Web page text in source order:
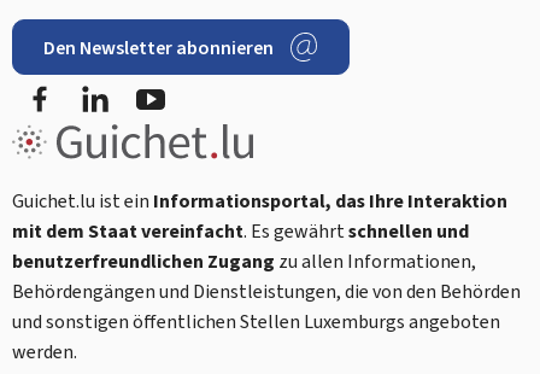
Den Newsletter abonnieren
FacebookLinkedIn
Guichet.lu ist ein Informationsportal, das Ihre Interaktion
mit dem Staat vereinfacht. Es gewährtschnellen und
benutzerfreundlichen Zugang zu allen Informationen,
Behördengängen und Dienstleistungen, die von den Behörden
und sonstigen öffentlichen Stellen Luxemburgs angeboten
werden.